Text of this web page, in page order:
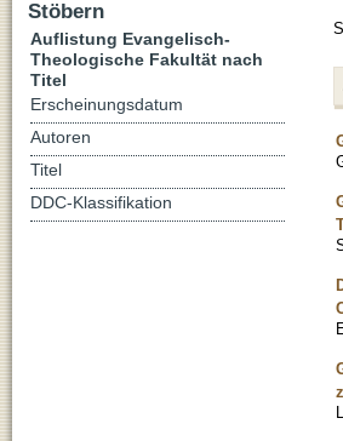
Stöbern
Auflistung Evangelisch-
Theologische Fakultät nach
Titel
Erscheinungsdatum
Autoren
Titel
DDC-Klassifikation